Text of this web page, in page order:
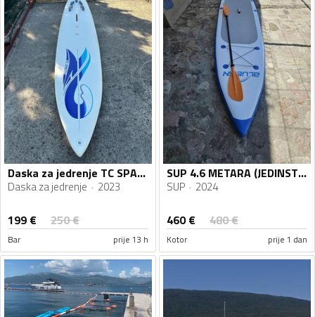
Daska za jedrenje TC SPACER
Daska za jedrenje 2023
199 € 250€
Bar prije 13 h
SUP 4.6 METARA (JEDINSTVENA)!!! BLUEFIN 15' PREMIUM
SUP 2024
460€ 480€
Kotor prije 1 dan